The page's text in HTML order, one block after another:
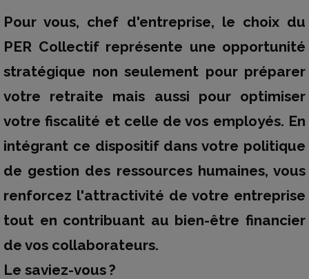
Pour vous, chef d'entreprise, le choix du
PER Collectif représente une opportunité
stratégique non seulement pour préparer
votre retraite mais aussi pour optimiser
votre fiscalité et celle de vos employés. En
intégrant ce dispositif dans votre politique
de gestion des ressources humaines, vous
renforcez l'attractivité de votre entreprise
tout en contribuant au bien-être financier
de vos collaborateurs.
Le saviez-vous ?